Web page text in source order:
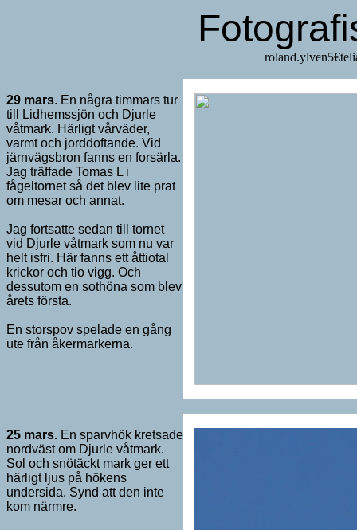
29 mars. En några timmars tur
till Lidhemssjön och Djurle
våtmark. Härligt vårväder,
varmt och jorddoftande. Vid
järnvägsbron fanns en forsärla.
Jag träffade Tomas L i
fågeltornet så det blev lite prat
om mesar och annat.
Jag fortsatte sedan till tornet
vid Djurle våtmark som nu var
helt isfri. Här fanns ett åttiotal
krickor och tio vigg. Och
dessutom en sothöna som blev
årets första.
En storspov spelade en gång
ute från åkermarkerna.
25 mars. En sparvhök kretsade
nordväst om Djurle våtmark.
Sol och snötäckt mark ger ett
härligt ljus på hökens
undersida. Synd att den inte
kom närmre.